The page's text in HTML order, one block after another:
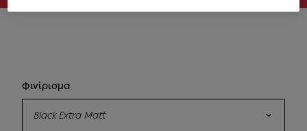
Φινίρισμα
Black Extra Matt